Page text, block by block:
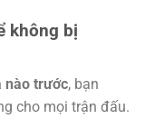
không bị
nào trước, bạn
cho mọi trận đấu.